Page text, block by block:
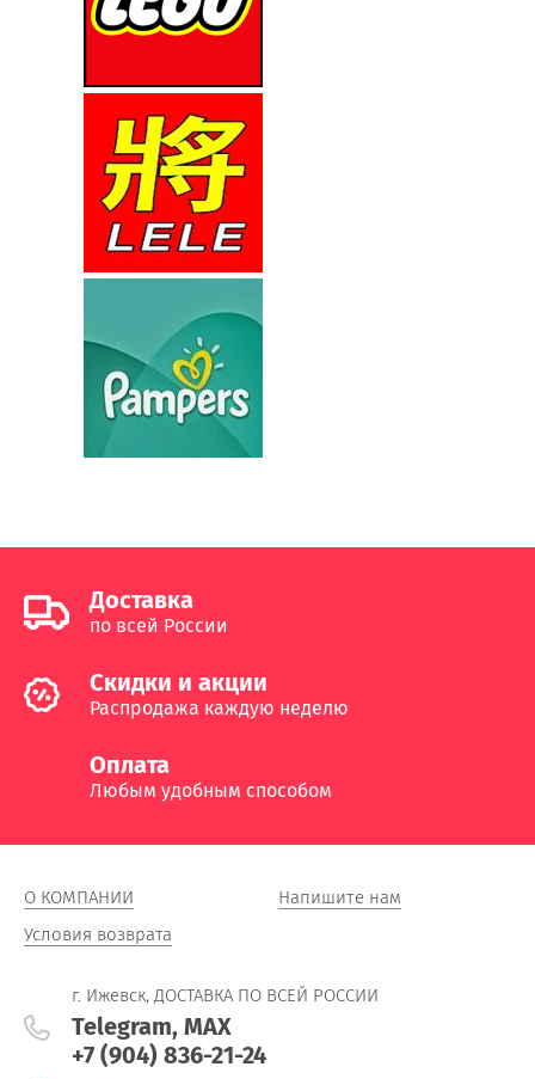
Доставка
по всей России
Cкидки и акции
Распродажа каждую неделю
Оплата
Любым удобным способом
О КОМПАНИИ
Условия возврата
Напишите нам
г. Ижевск, ДОСТАВКА ПО ВСЕЙ РОССИИ
Telegram, MAX
+7 (904) 836-21-24